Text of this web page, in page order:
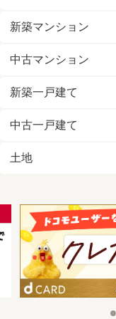
新築マンション
中古マンション
新築一戸建て
中古一戸建て
土地